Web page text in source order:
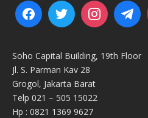
Soho Capital Building, 19th Floor
Jl. S. Parman Kav 28
Grogol, Jakarta Barat
Telp 021 – 505 15022
Hp : 0821 1369 9627